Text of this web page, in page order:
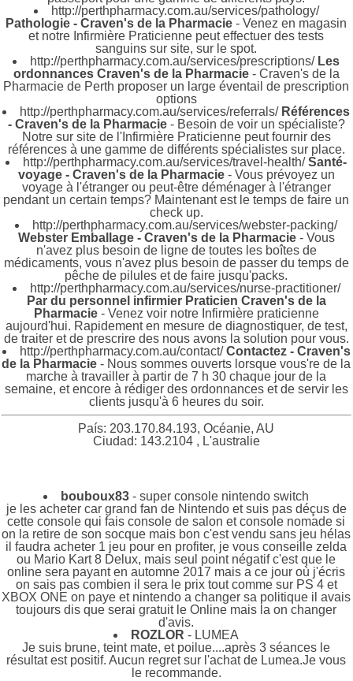
http://perthpharmacy.com.au/services/pathology/
Pathologie - Craven's de la Pharmacie- Venez en magasin
et notre Infirmière Praticienne peut effectuer des tests
sanguins sur site, sur le spot.
http://perthpharmacy.com.au/services/prescriptions/ Les
ordonnances Craven's de la Pharmacie - Craven's de la
Pharmacie de Perth proposer un large éventail de prescription
options
http://perthpharmacy.com.au/services/referrals/ Références
- Craven's de la Pharmacie - Besoin de voir un spécialiste?
Notre sur site de l'Infirmière Praticienne peut fournir des
références à une gamme de différents spécialistes sur place.
http://perthpharmacy.com.au/services/travel-health/Santé-
voyage - Craven's de la Pharmacie - Vous prévoyez un
voyage à l'étranger ou peut-être déménager à l'étranger
pendant un certain temps? Maintenant est le temps de faire un
check up.
http://perthpharmacy.com.au/services/webster-packing/
Webster Emballage - Craven's de la Pharmacie - Vous
n'avez plus besoin de ligne de toutes les boîtes de
médicaments, vous n'avez plus besoin de passer du temps de
pêche de pilules et de faire jusqu'packs.
http://perthpharmacy.com.au/services/nurse-practitioner/
Par du personnel infirmier Praticien Craven's de la
Pharmacie - Venez voir notre Infirmière praticienne
aujourd'hui. Rapidement en mesure de diagnostiquer, de test,
de traiter et de prescrire des nous avons la solution pour vous.
http://perthpharmacy.com.au/contact/Contactez - Craven's
de la Pharmacie- Nous sommes ouverts lorsque vous're de la
marche à travailler à partir de 7 h 30 chaque jour de la
semaine, et encore à rédiger des ordonnances et de servir les
clients jusqu'à 6 heures du soir.
País: 203.170.84.193, Océanie, AU
Ciudad: 143.2104 , L'australie
bouboux83 - super console nintendo switch
je les acheter car grand fan de Nintendo et suis pas déçus de
cette console qui fais console de salon et console nomade si
on la retire de son socque mais bon c'est vendu sans jeu hélas
il faudra acheter 1 jeu pour en profiter, je vous conseille zelda
ou Mario Kart 8 Delux, mais seul point négatif c'est que le
online sera payant en automne 2017 mais a ce jour où j'écris
on sais pas combien il sera le prix tout comme sur PS 4 et
XBOX ONE on paye et nintendo a changer sa politique il avais
toujours dis que serai gratuit le Online mais la on changer
d'avis.
ROZLOR - LUMEA
Je suis brune, teint mate, et poilue....après 3 séances le
résultat est positif. Aucun regret sur l'achat de Lumea.Je vous
le recommande.